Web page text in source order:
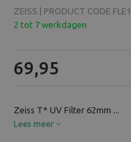
Huren
ZEISS | PRODUCT CODE
2 tot 7 werkdagen
69,95
Zeiss T* UV Filter 62mm ...
Lees meer